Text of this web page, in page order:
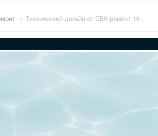
Технический дизайн от СБК-ремонт 16